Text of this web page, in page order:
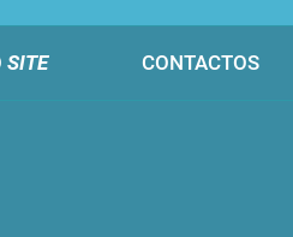
SITE CONTACTOS